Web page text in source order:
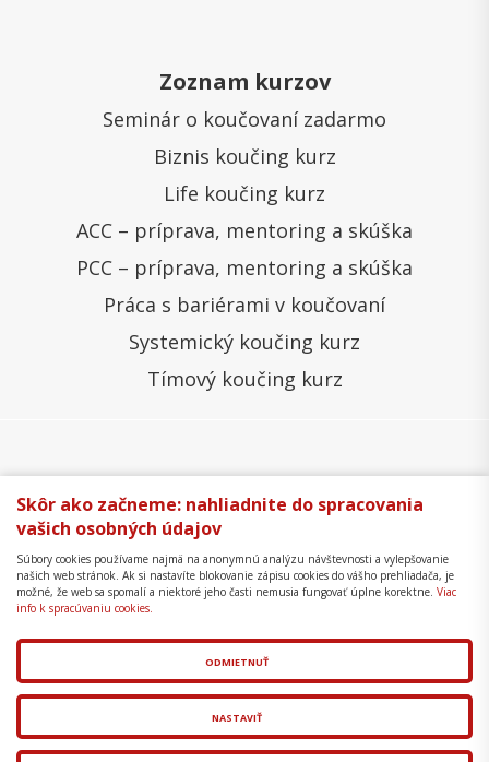
Zoznam kurzov
Seminár o koučovaní zadarmo
Biznis koučing kurz
Life koučing kurz
ACC – príprava, mentoring a skúška
PCC – príprava, mentoring a skúška
Práca s bariérami v koučovaní
Systemický koučing kurz
Tímový koučing kurz
Všeobecné obchodné podmienky
Správa cookies
Ochrana osobných údajov
Formulár na odstúpenie
Mapa stránky
Copyright © 2018 - 2026 Business Coaching College,
s.r.o.
aredakčný systém
spol. s r.o.
Skôr ako začneme: nahliadnite do spracovania
vašich osobných údajov
Súbory cookies používame najmä na anonymnú analýzu návštevnosti a vylepšovanie
našich web stránok. Ak si nastavíte blokovanie zápisu cookies do vášho prehliadača, je
možné, že web sa spomalí a niektoré jeho časti nemusia fungovať úplne korektne. Viac
info k spracúvaniu cookies.
ODMIETNUŤ
NASTAVIŤ